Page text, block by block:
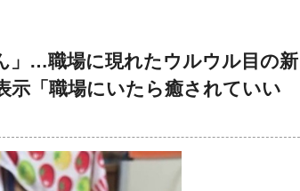
」…職場に現れたウルウル目の新
示「職場にいたら癒されていい